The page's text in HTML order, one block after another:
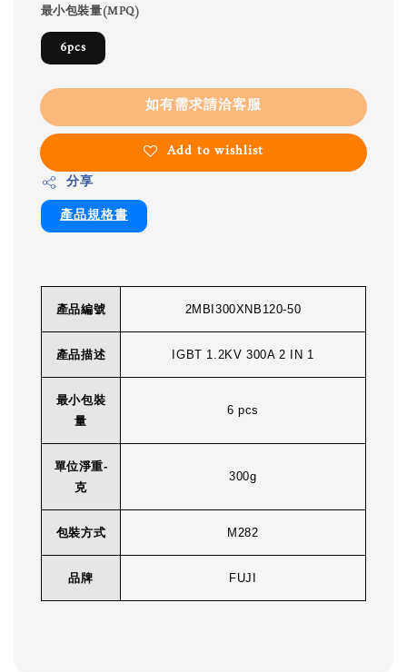
最小包裝量(MPQ)
6pcs
如有需求請洽客服
Add to wishlist
分享
產品規格書
產品編號 2MBI300XNB120-50
產品描述 IGBT 1.2KV 300A 2 IN 1
最小包裝
量
6 pcs
單位淨重-
克
300g
包裝方式 M282
品牌 FUJI